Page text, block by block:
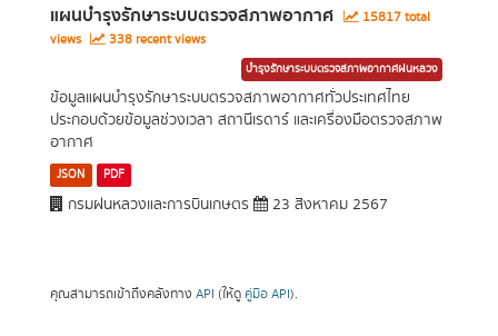
แผนบำรุงรักษาระบบตรวจสภาพอากาศ
15817 total
views
338 recent views
บำรุงรักษาระบบตรวจสภาพอากาศฝนหลวง
ข้อมูลแผนบำรุงรักษาระบบตรวจสภาพอากาศทั่วประเทศไทย
ประกอบด้วยข้อมูลช่วงเวลา สถานีเรดาร์ และเครื่องมือตรวจสภาพ
อากาศ
JSON PDF
กรมฝนหลวงและการบินเกษตร 23 สิงหาคม 2567
คุณสามารถเข้าถึงคลังทาง API (ให้ดู คู่มือ API).